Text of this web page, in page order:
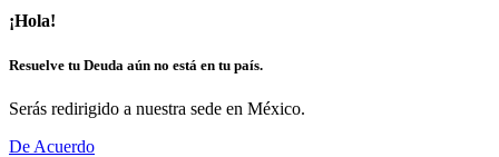
¡Hola!
Resuelve tu Deuda aún no está en tu país.
Serás redirigido a nuestra sede en México.
De Acuerdo